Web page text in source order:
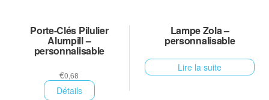
Porte-Clés Pilulier
Alumpill –
personnalisable
€0,68
Détails
Lampe Zola –
personnalisable
Lire la suite